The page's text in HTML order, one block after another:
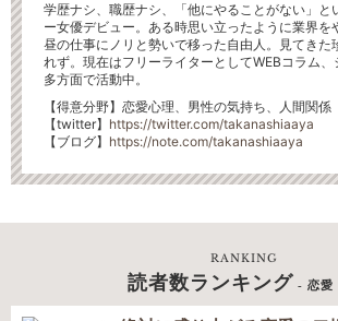
学歴ナシ、職歴ナシ、「他にやることがない」と
ー女優デビュー。ある時思い立ったように業界を
昼の仕事にノリと勢いで移った自由人。見てきた
れず。現在はフリーライターとしてWEBコラム
多方面で活動中。
【得意分野】恋愛心理、男性の気持ち、人間関係
【twitter】 https://twitter.com/takanashiaaya
【ブログ】 https://note.com/takanashiaaya
RANKING
読者数ランキング - 恋愛